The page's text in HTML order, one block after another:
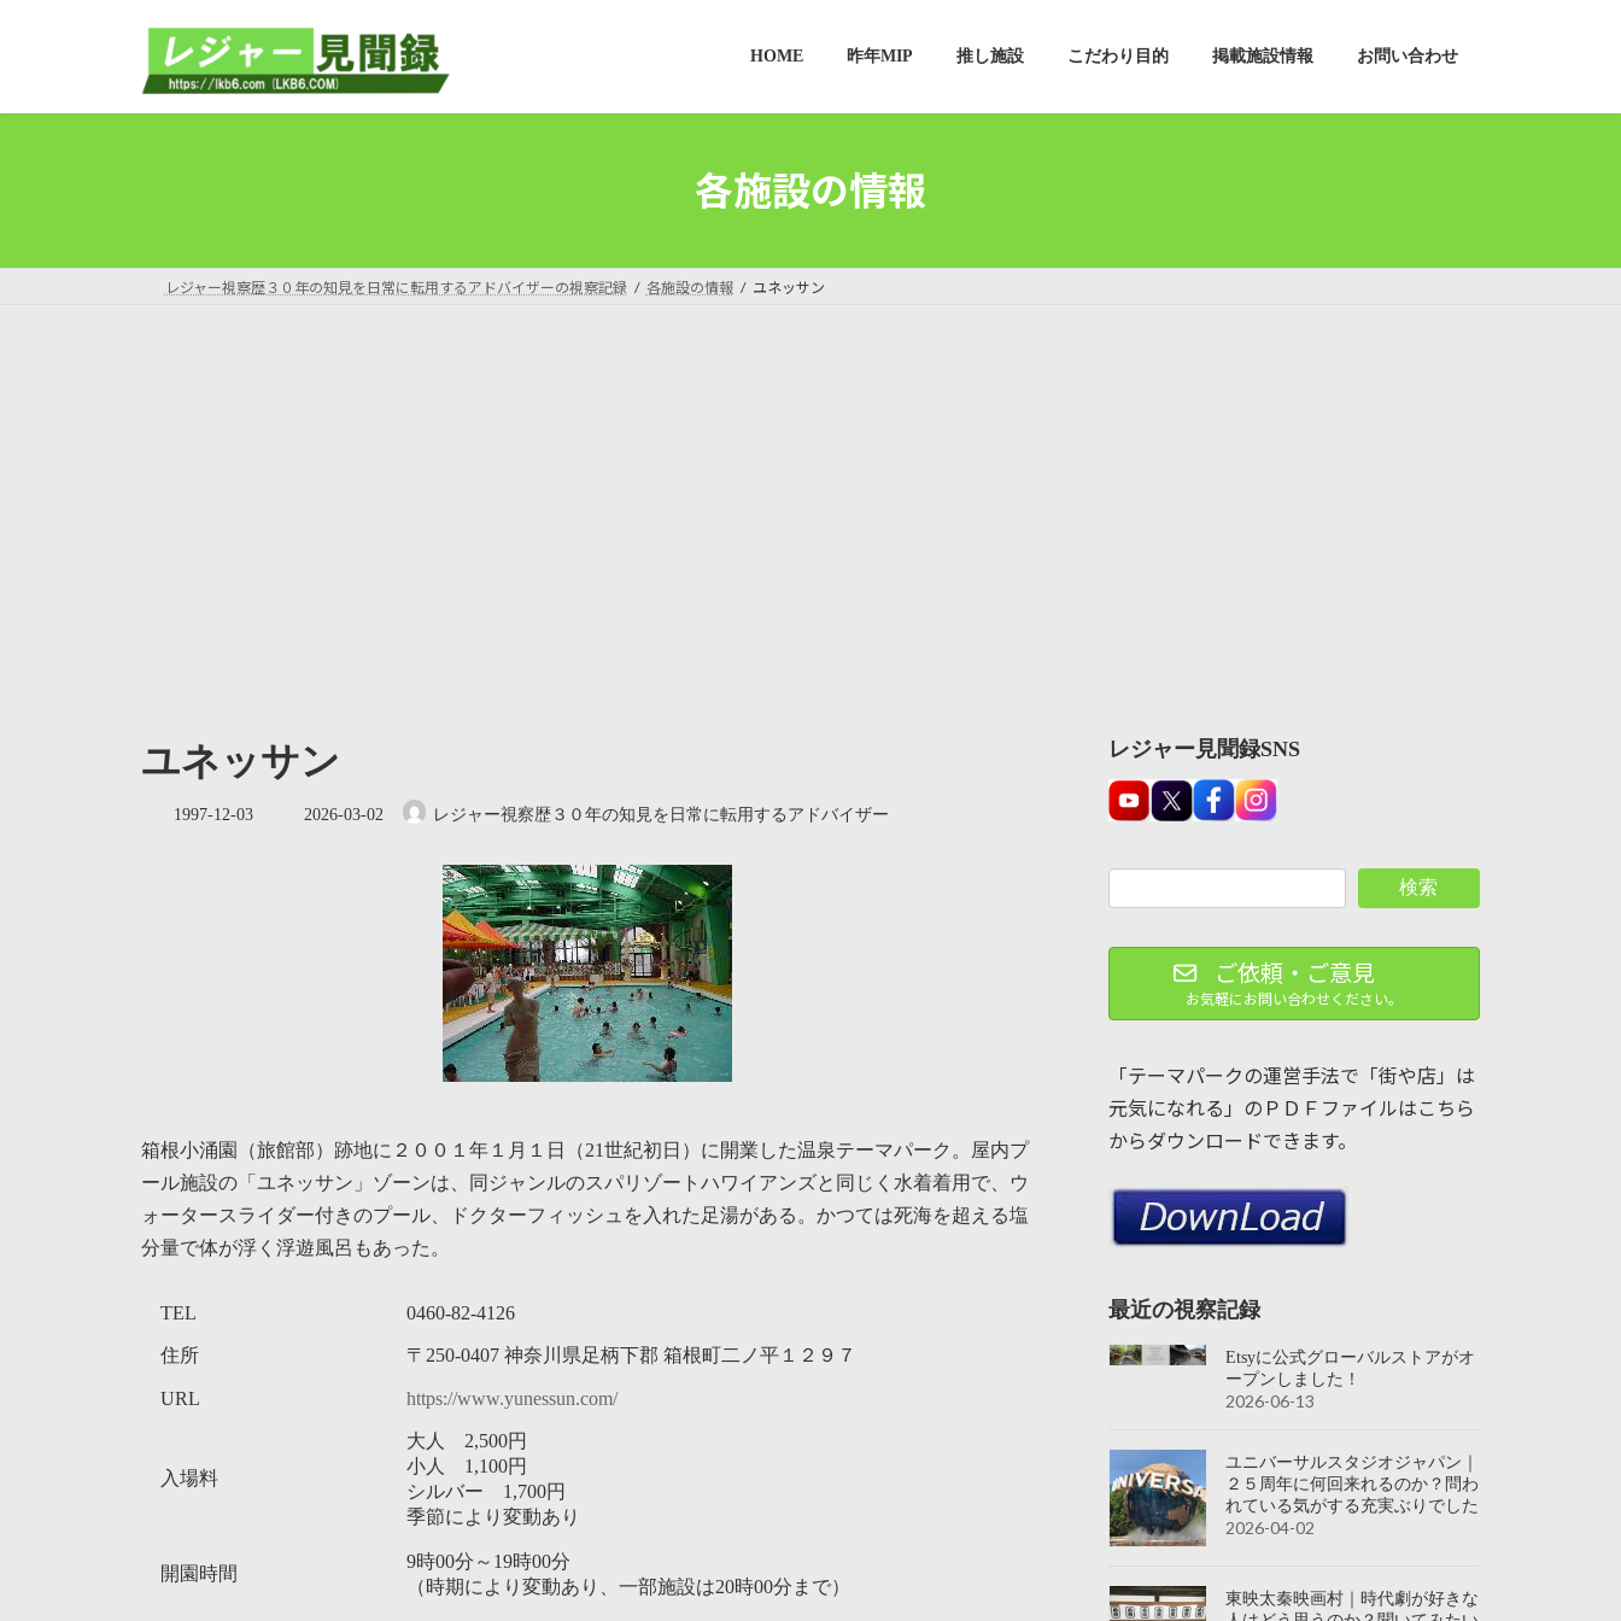
プ
動
HOME 昨年MIP 推し施設 こだわり目的 掲載施設情報 お問い合わせ
各施設の情報
レジャー視察歴３０年の知見を日常に転用するアドバイザーの視察記録 各施設の情報 ユネッサン
ユネッサン
1997-12-03
最
2026-03-02 レジャー視察歴３０年の知見を日常に転用するアドバイザー
箱根小涌園（旅館部）跡地に２００１年１月１日（21世紀初日）に開業した温泉テーマパーク。屋内プ
ール施設の「ユネッサン」ゾーンは、同ジャンルのスパリゾートハワイアンズと同じく水着着用で、ウ
ォータースライダー付きのプール、ドクターフィッシュを入れた足湯がある。かつては死海を超える塩
分量で体が浮く浮遊風呂もあった。
TEL 0460-82-4126
住所 〒250-0407 神奈川県足柄下郡 箱根町二ノ平１２９７
URL https://www.yunessun.com/
入場料
大人 2,500円
小人 1,100円
シルバー 1,700円
季節により変動あり
開園時間
9時00分～19時00分
（時期により変動あり、一部施設は20時00分まで）
レジャー見聞録SNS
検索
ご依頼・ご意見
お気軽にお問い合わせください。
「テーマパークの運営手法で「街や店」は
元気になれる」のＰＤＦファイルはこちら
からダウンロードできます。
最近の視察記録
Etsyに公式グローバルストアがオ
ープンしました！
2026-06-13
ユニバーサルスタジオジャパン｜
２５周年に何回来れるのか？問わ
れている気がする充実ぶりでした
2026-04-02
東映太秦映画村｜時代劇が好きな